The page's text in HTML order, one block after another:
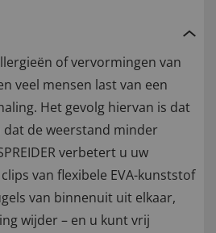
of vervormingen van
veel mensen last van een
Het gevolg hiervan is dat
dat de weerstand minder
verbetert u uw
van flexibele EVA-kunststof
van binnenuit uit elkaar,
wijder – en u kunt vrij